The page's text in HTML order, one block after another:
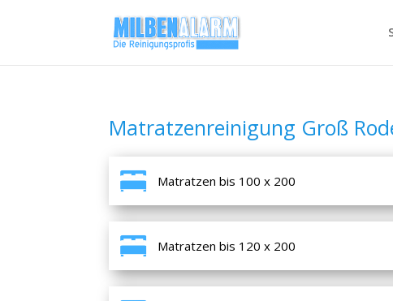
Matratzenreinigung Groß
Matratzen bis 100 x 200
Matratzen bis 120 x 200